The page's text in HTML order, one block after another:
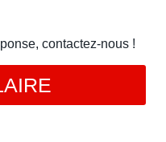
contactez-nous !